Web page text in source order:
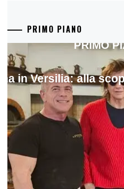
PRIMO PIANO
in Versilia: alla
PRIMO